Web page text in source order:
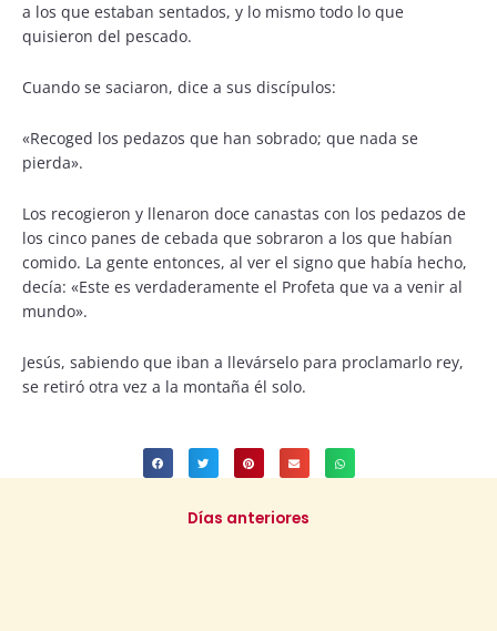
a los que estaban sentados, y lo mismo todo lo que
quisieron del pescado.
Cuando se saciaron, dice a sus discípulos:
«Recoged los pedazos que han sobrado; que nada se
pierda».
Los recogieron y llenaron doce canastas con los pedazos de
los cinco panes de cebada que sobraron a los que habían
comido. La gente entonces, al ver el signo que había hecho,
decía: «Este es verdaderamente el Profeta que va a venir al
mundo».
Jesús, sabiendo que iban a llevárselo para proclamarlo rey,
se retiró otra vez a la montaña él solo.
Días anteriores